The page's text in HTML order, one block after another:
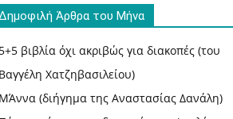
Άρθρα του Μήνα
5+5 βιβλία όχι ακριβώς για διακοπές (του
Βαγγέλη Χατζηβασιλείου)
ΜΆννα (διήγημα της Αναστασίας Δανάλη)